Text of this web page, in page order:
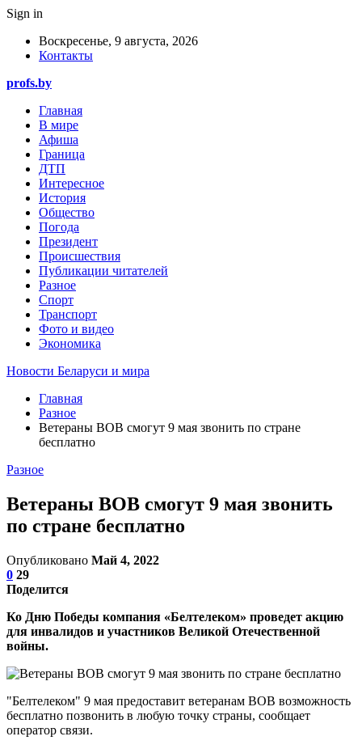
Sign in
Воскресенье, 9 августа, 2026
Контакты
profs.by
Главная
В мире
Афиша
Граница
ДТП
Интересное
История
Общество
Погода
Президент
Происшествия
Публикации читателей
Разное
Спорт
Транспорт
Фото и видео
Экономика
Новости Беларуси и мира
Главная
Разное
Ветераны ВОВ смогут 9 мая звонить по стране
бесплатно
Разное
Ветераны ВОВ смогут 9 мая звонить
по стране бесплатно
Опубликовано Май 4, 2022
0 29
Поделится
Ко Дню Победы компания «Белтелеком» проведет акцию
для инвалидов и участников Великой Отечественной
войны.
"Белтелеком" 9 мая предоставит ветеранам ВОВ возможность
бесплатно позвонить в любую точку страны, сообщает
оператор связи.